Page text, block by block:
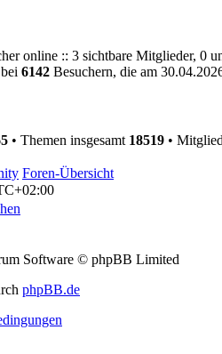
online :: 3 sichtbare Mitglieder, 0
6142 Besuchern, die am
• Themen insgesamt 18519 •
Foren-Übersicht
Software © phpBB Limited
phpBB.de